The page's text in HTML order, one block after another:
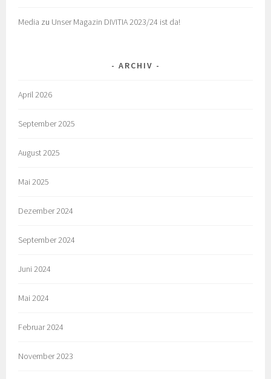
Media zu Unser Magazin DIVITIA 2023/24 ist da!
ARCHIV
April 2026
September 2025
August 2025
Mai 2025
Dezember 2024
September 2024
Juni 2024
Mai 2024
Februar 2024
November 2023